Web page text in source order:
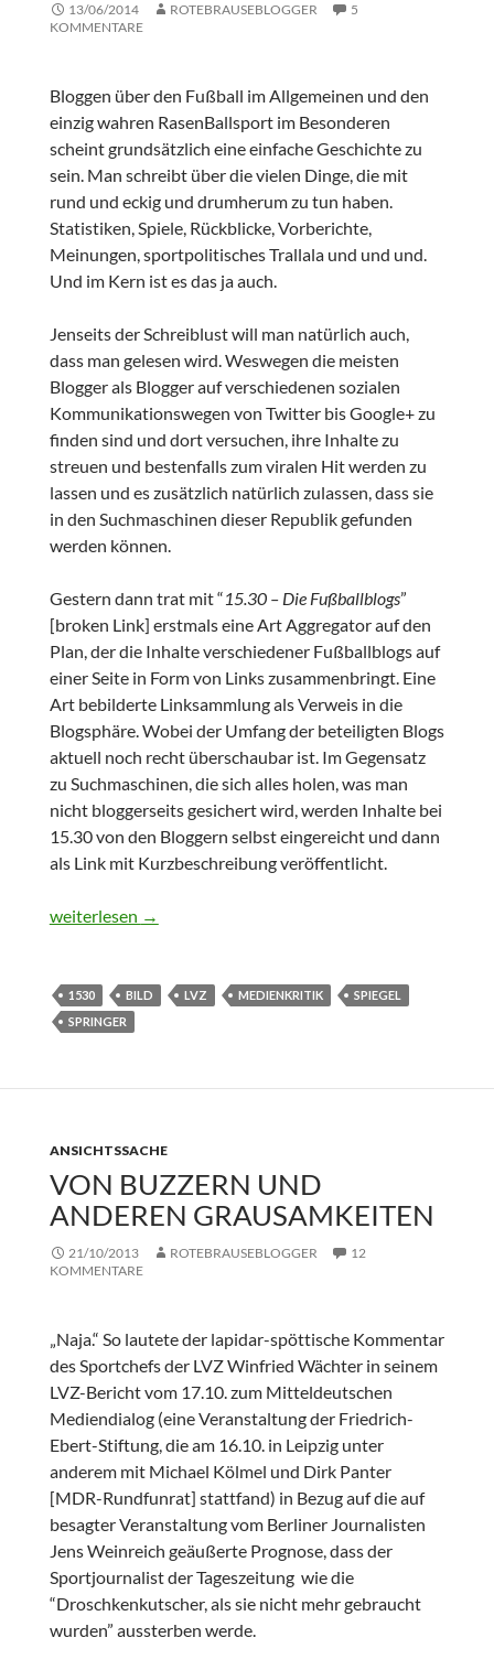
13/06/2014 ROTEBRAUSEBLOGGER
5
KOMMENTARE
Bloggen über den Fußball im Allgemeinen und den
einzig wahren RasenBallsport im Besonderen
scheint grundsätzlich eine einfache Geschichte zu
sein. Man schreibt über die vielen Dinge, die mit
rund und eckig und drumherum zu tun haben.
Statistiken, Spiele, Rückblicke, Vorberichte,
Meinungen, sportpolitisches Trallala und und und.
Und im Kern ist es das ja auch.
Jenseits der Schreiblust will man natürlich auch,
dass man gelesen wird. Weswegen die meisten
Blogger als Blogger auf verschiedenen sozialen
Kommunikationswegen von Twitter bis Google+ zu
finden sind und dort versuchen, ihre Inhalte zu
streuen und bestenfalls zum viralen Hit werden zu
lassen und es zusätzlich natürlich zulassen, dass sie
in den Suchmaschinen dieser Republik gefunden
werden können.
Gestern dann trat mit “15.30 – Die Fußballblogs”
[broken Link] erstmals eine Art Aggregator auf den
Plan, der die Inhalte verschiedener Fußballblogs auf
einer Seite in Form von Links zusammenbringt. Eine
Art bebilderte Linksammlung als Verweis in die
Blogsphäre. Wobei der Umfang der beteiligten Blogs
aktuell noch recht überschaubar ist. Im Gegensatz
zu Suchmaschinen, die sich alles holen, was man
nicht bloggerseits gesichert wird, werden Inhalte bei
15.30 von den Bloggern selbst eingereicht und dann
als Link mit Kurzbeschreibung veröffentlicht.
Versuch über die instrumentelle Bloggervernunft
weiterlesen →
1530 BILD LVZ MEDIENKRITIK
SPIEGEL
SPRINGER
ANSICHTSSACHE
VON BUZZERN UND
ANDEREN GRAUSAMKEITEN
21/10/2013 ROTEBRAUSEBLOGGER
12
KOMMENTARE
„Naja.“ So lautete der lapidar-spöttische Kommentar
des Sportchefs der LVZ Winfried Wächter in seinem
LVZ-Bericht vom 17.10. zum Mitteldeutschen
Mediendialog (eine Veranstaltung der Friedrich-
Ebert-Stiftung, die am 16.10. in Leipzig unter
anderem mit Michael Kölmel und Dirk Panter
[MDR-Rundfunrat] stattfand) in Bezug auf die auf
besagter Veranstaltung vom Berliner Journalisten
Jens Weinreich geäußerte Prognose, dass der
Sportjournalist der Tageszeitung wie die
“Droschkenkutscher, als sie nicht mehr gebraucht
wurden” aussterben werde.